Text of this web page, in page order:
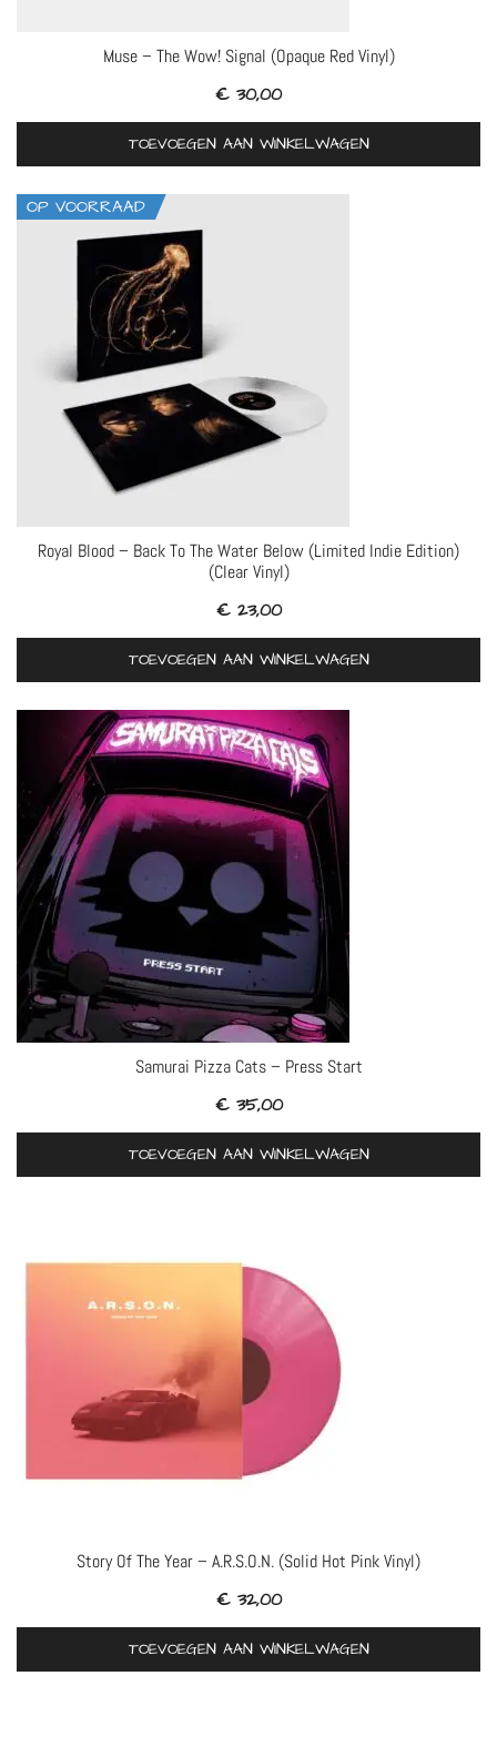
Muse – The Wow! Signal (Opaque Red Vinyl)
€ 30,00
TOEVOEGEN AAN WINKELWAGEN
OP VOORRAAD
Royal Blood – Back To The Water Below (Limited Indie Edition)
(Clear Vinyl)
€23,00
TOEVOEGEN AAN WINKELWAGEN
Samurai Pizza Cats – Press Start
€35,00
TOEVOEGEN AAN WINKELWAGEN
Story Of The Year – A.R.S.O.N. (Solid Hot Pink Vinyl)
€32,00
TOEVOEGEN AAN WINKELWAGEN